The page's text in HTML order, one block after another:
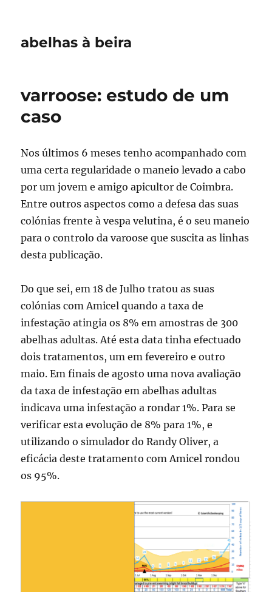
abelhas à beira
varroose: estudo de um
caso
Nos últimos 6 meses tenho acompanhado com
uma certa regularidade o maneio levado a cabo
por um jovem e amigo apicultor de Coimbra.
Entre outros aspectos como a defesa das suas
colónias frente à vespa velutina, é o seu maneio
para o controlo da varoose que suscita as linhas
desta publicação.
Do que sei, em 18 de Julho tratou as suas
colónias com Amicel quando a taxa de
infestação atingia os 8% em amostras de 300
abelhas adultas. Até esta data tinha efectuado
dois tratamentos, um em fevereiro e outro
maio. Em finais de agosto uma nova avaliação
da taxa de infestação em abelhas adultas
indicava uma infestação a rondar 1%. Para se
verificar esta evolução de 8% para 1%, e
utilizando o simulador do Randy Oliver, a
eficácia deste tratamento com Amicel rondou
os 95%.